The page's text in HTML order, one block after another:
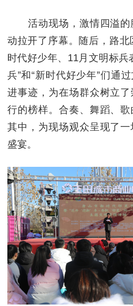
活动现场，激情四溢的
动拉开了序幕。随后，路北
时代好少年、11月文明标兵
兵”和“新时代好少年”们通
进事迹，为在场群众树立
行的榜样。合奏、舞蹈、
其中，为现场观众呈现了
盛宴。